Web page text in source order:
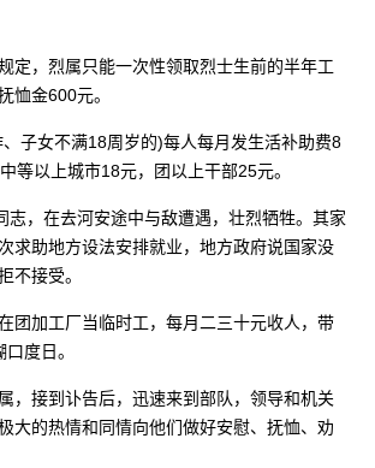
定，烈属只能一次性领取烈士生前的半年工
恤金600元。
子女不满18周岁的)每人每月发生活补助费8
等以上城市18元，团以上干部25元。
志，在去河安途中与敌遭遇，壮烈牺牲。其家
求助地方设法安排就业，地方政府说国家没
不接受。
团加工厂当临时工，每月二三十元收人，带
度日。
，接到讣告后，迅速来到部队，领导和机关
大的热情和同情向他们做好安慰、抚恤、劝